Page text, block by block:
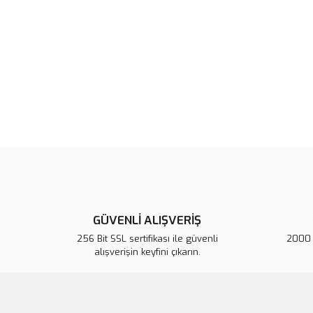
GÜVENLİ ALIŞVERİŞ
256 Bit SSL sertifikası ile güvenli
alışverişin keyfini çıkarın.
2000